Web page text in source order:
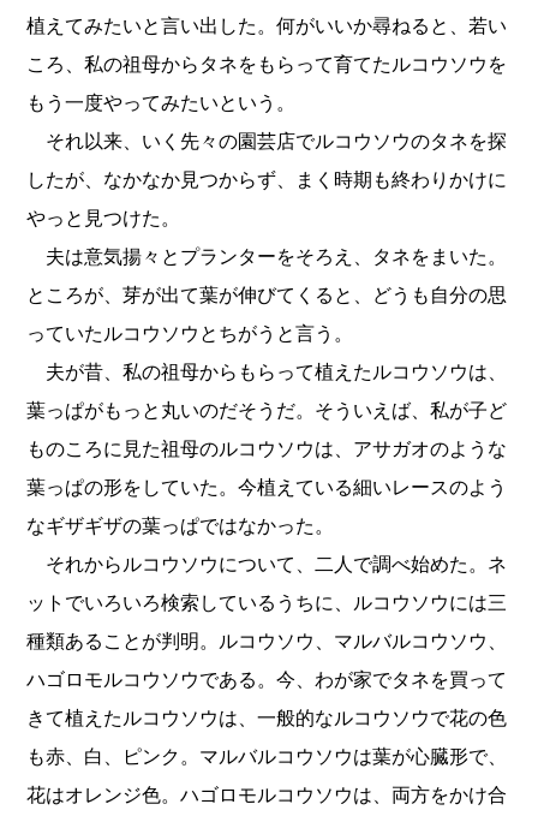
植えてみたいと言い出した。何がいいか尋ねると、若い
ころ、私の祖母からタネをもらって育てたルコウソウを
もう一度やってみたいという。
それ以来、いく先々の園芸店でルコウソウのタネを探
したが、なかなか見つからず、まく時期も終わりかけに
やっと見つけた。
夫は意気揚々とプランターをそろえ、タネをまいた。
ところが、芽が出て葉が伸びてくると、どうも自分の思
っていたルコウソウとちがうと言う。
夫が昔、私の祖母からもらって植えたルコウソウは、
葉っぱがもっと丸いのだそうだ。そういえば、私が子ど
ものころに見た祖母のルコウソウは、アサガオのような
葉っぱの形をしていた。今植えている細いレースのよう
なギザギザの葉っぱではなかった。
それからルコウソウについて、二人で調べ始めた。ネ
ットでいろいろ検索しているうちに、ルコウソウには三
種類あることが判明。ルコウソウ、マルバルコウソウ、
ハゴロモルコウソウである。今、わが家でタネを買って
きて植えたルコウソウは、一般的なルコウソウで花の色
も赤、白、ピンク。マルバルコウソウは葉が心臓形で、
花はオレンジ色。ハゴロモルコウソウは、両方をかけ合